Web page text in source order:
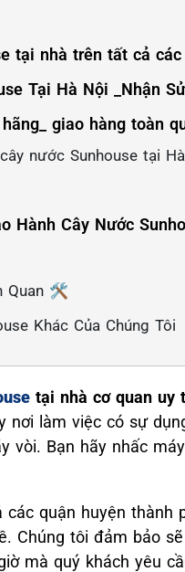
tại nhà trên tất cả
Tại Hà Nội _Nhận
giao hàng toàn
nước Sunhouse tại
Hành Cây Nước
Quan 🛠️
Khác Của Chúng Tôi
tại nhà cơ quan uy
nơi làm việc có sự
vòi. Bạn hãy nhấc
quận huyện thành
Chúng tôi đảm bảo
mà quý khách yêu